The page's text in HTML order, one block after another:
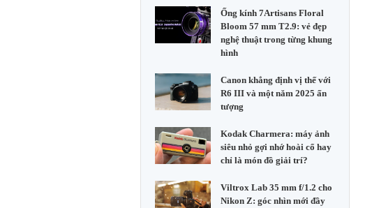
Ống kính 7Artisans Floral
Bloom 57 mm T2.9: vẻ đẹp
nghệ thuật trong từng khung
hình
Canon khẳng định vị thế với
R6 III và một năm 2025 ấn
tượng
Kodak Charmera: máy ảnh
siêu nhỏ gợi nhớ hoài cổ hay
chỉ là món đồ giải trí?
Viltrox Lab 35 mm f/1.2 cho
Nikon Z: góc nhìn mới đầy